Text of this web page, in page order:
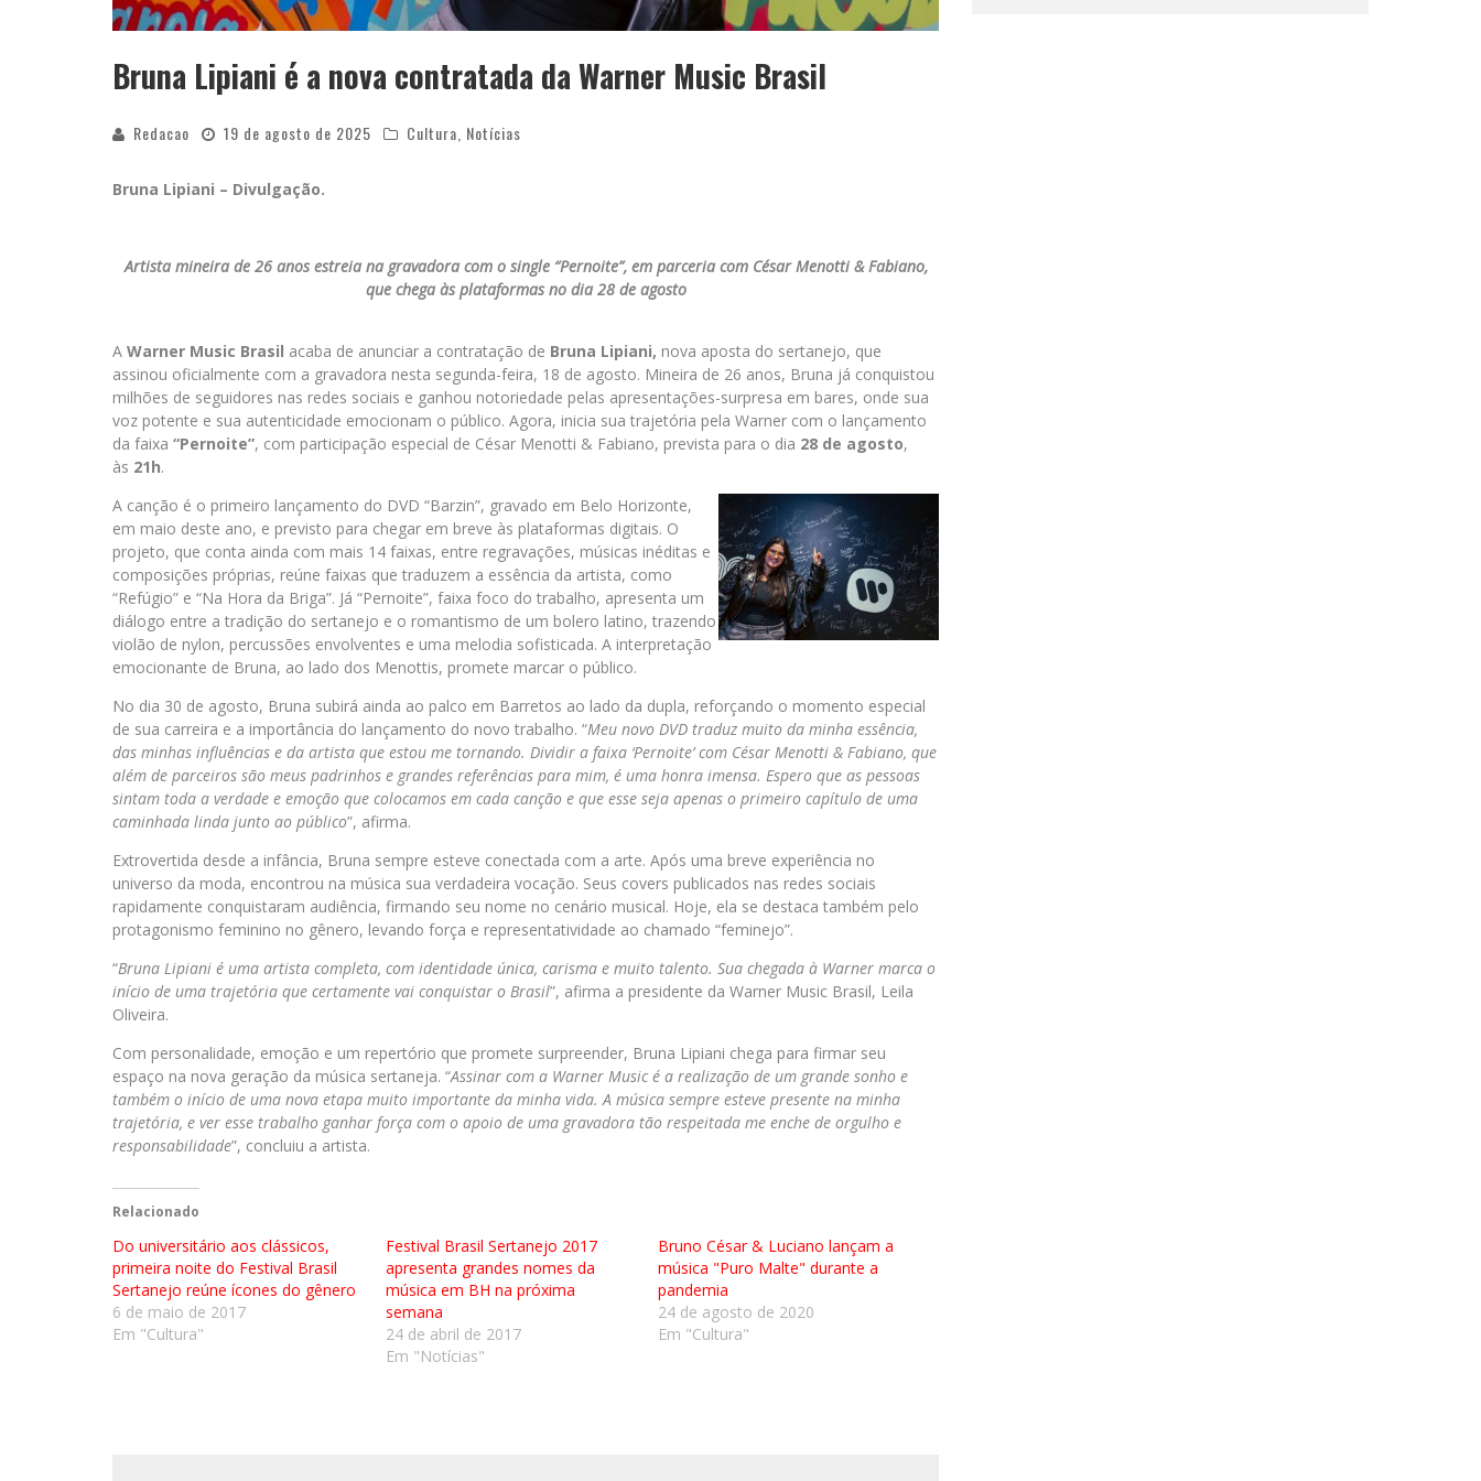
Bruna Lipiani é a nova contratada da Warner Music Brasil
Redacao 19 de agosto de 2025 Cultura Notícias
Bruna Lipiani – Divulgação.
Artista mineira de 26 anos estreia na gravadora com o single “Pernoite”, em parceria com César Menotti & Fabiano,
que chega às plataformas no dia 28 de agosto
A Warner Music Brasil acaba de anunciar a contratação de Bruna Lipiani, nova aposta do sertanejo, que
assinou oficialmente com a gravadora nesta segunda-feira, 18 de agosto. Mineira de 26 anos, Bruna já conquistou
milhões de seguidores nas redes sociais e ganhou notoriedade pelas apresentações-surpresa em bares, onde sua
voz potente e sua autenticidade emocionam o público. Agora, inicia sua trajetória pela Warner com o lançamento
da faixa “Pernoite”, com participação especial de César Menotti & Fabiano, prevista para o dia 28 de agosto,
às 21h.
A canção é o primeiro lançamento do DVD “Barzin”, gravado em Belo Horizonte,
em maio deste ano, e previsto para chegar em breve às plataformas digitais. O
projeto, que conta ainda com mais 14 faixas, entre regravações, músicas inéditas e
composições próprias, reúne faixas que traduzem a essência da artista, como
“Refúgio” e “Na Hora da Briga”. Já “Pernoite”, faixa foco do trabalho, apresenta um
diálogo entre a tradição do sertanejo e o romantismo de um bolero latino, trazendo
violão de nylon, percussões envolventes e uma melodia sofisticada. A interpretação
emocionante de Bruna, ao lado dos Menottis, promete marcar o público.
No dia 30 de agosto, Bruna subirá ainda ao palco em Barretos ao lado da dupla, reforçando o momento especial
de sua carreira e a importância do lançamento do novo trabalho. “Meu novo DVD traduz muito da minha essência,
das minhas influências e da artista que estou me tornando. Dividir a faixa ‘Pernoite’ com César Menotti & Fabiano, que
além de parceiros são meus padrinhos e grandes referências para mim, é uma honra imensa. Espero que as pessoas
sintam toda a verdade e emoção que colocamos em cada canção e que esse seja apenas o primeiro capítulo de uma
caminhada linda junto ao público”, afirma.
Extrovertida desde a infância, Bruna sempre esteve conectada com a arte. Após uma breve experiência no
universo da moda, encontrou na música sua verdadeira vocação. Seus covers publicados nas redes sociais
rapidamente conquistaram audiência, firmando seu nome no cenário musical. Hoje, ela se destaca também pelo
protagonismo feminino no gênero, levando força e representatividade ao chamado “feminejo”.
“Bruna Lipiani é uma artista completa, com identidade única, carisma e muito talento. Sua chegada à Warner marca o
início de uma trajetória que certamente vai conquistar o Brasil”, afirma a presidente da Warner Music Brasil, Leila
Oliveira.
Com personalidade, emoção e um repertório que promete surpreender, Bruna Lipiani chega para firmar seu
espaço na nova geração da música sertaneja. “Assinar com a Warner Music é a realização de um grande sonho e
também o início de uma nova etapa muito importante da minha vida. A música sempre esteve presente na minha
trajetória, e ver esse trabalho ganhar força com o apoio de uma gravadora tão respeitada me enche de orgulho e
responsabilidade”, concluiu a artista.
Relacionado
Do universitário aos clássicos,
primeira noite do Festival Brasil
Sertanejo reúne ícones do gênero
6 de maio de 2017
Em "Cultura"
Festival Brasil Sertanejo 2017
apresenta grandes nomes da
música em BH na próxima
semana
24 de abril de 2017
Em "Notícias"
Bruno César & Luciano lançam a
música "Puro Malte" durante a
pandemia
24 de agosto de 2020
Em "Cultura"